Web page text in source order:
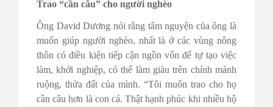
Trao “cần câu” cho người nghèo
Ông David Dương nói rằng tâm nguyện của ông là
muốn giúp người nghèo, nhất là ở các vùng nông
thôn có điều kiện tiếp cận ngồn vốn để tự tạo việc
làm, khởi nghiệp, có thể làm giàu trên chính mảnh
ruộng, thửa đất của mình. “Tôi muốn trao cho họ
cần câu hơn là con cá. Thật hạnh phúc khi nhiều hộ